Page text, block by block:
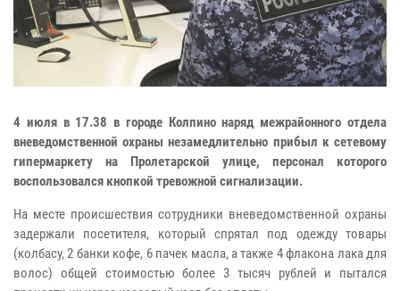
4 июля в 17.38 в городе Колпино наряд межрайонного отдела
вневедомственной охраны незамедлительно прибыл к сетевому
гипермаркету на Пролетарской улице, персонал которого
воспользовался кнопкой тревожной сигнализации.
На месте происшествия сотрудники вневедомственной охраны
задержали посетителя, который спрятал под одежду товары
(колбасу, 2 банки кофе, 6 пачек масла, а также 4 флакона лака для
волос) общей стоимостью более 3 тысяч рублей и пытался